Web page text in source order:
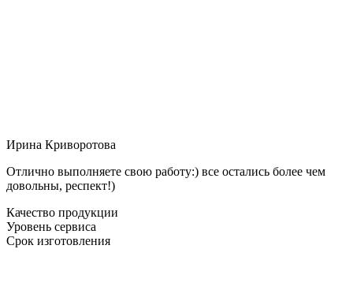
Ирина Криворотова
Отлично выполняете свою работу:) все остались более чем
довольны, респект!)
Качество продукции
Уровень сервиса
Срок изготовления